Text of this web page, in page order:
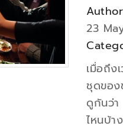
23
เมื่อถึง
ชุดขอ
ดูกันว่
ไหนบ้าง